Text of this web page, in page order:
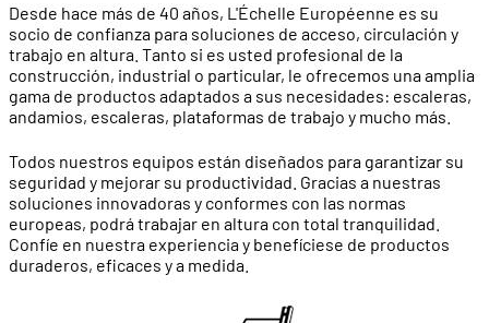
Desde hace más de 40 años, L'Échelle Européenne es su
socio de confianza para soluciones de acceso, circulación y
trabajo en altura. Tanto si es usted profesional de la
construcción, industrial o particular, le ofrecemos una amplia
gama de productos adaptados a sus necesidades: escaleras,
andamios, escaleras, plataformas de trabajo y mucho más.
Todos nuestros equipos están diseñados para garantizar su
seguridad y mejorar su productividad. Gracias a nuestras
soluciones innovadoras y conformes con las normas
europeas, podrá trabajar en altura con total tranquilidad.
Confíe en nuestra experiencia y benefíciese de productos
duraderos, eficaces y a medida.